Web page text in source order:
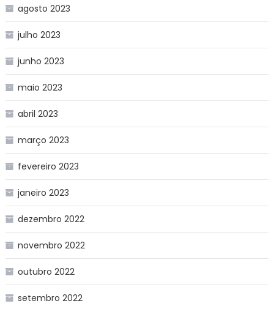
agosto 2023
julho 2023
junho 2023
maio 2023
abril 2023
março 2023
fevereiro 2023
janeiro 2023
dezembro 2022
novembro 2022
outubro 2022
setembro 2022